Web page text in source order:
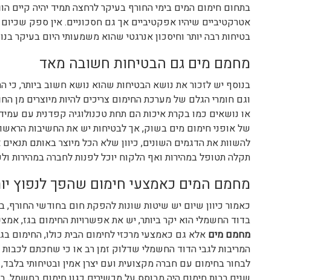
בתחום חימום המים בימי החורף בעיקר לרחצה תמיד יהיה קיים
אטרקטיביים שיהיו אפקטיביים אך גם חסכוניים. אין ספק שכיום
בטיחות רבה יותר וחיסכון אנרגטי שהוא משמעותי היום בעיקר
מחמם מים גם הבטיחות חשובה מאד
בנוסף יש לזכור את נושא הבטיחות שהוא נושא חשוב ביותר, כי
וגם חומרי הגלם של מערכת החימום צריכים להיות מיוצרים מן
או נושאים כמו בקרת איכות הם תחת טכנולוגיה קפדנית עם
של אופני חימום מים בשוק, אך לבטיחות יש את החשיבות
להשוות את הדגמים השונים, כיוון שלא הכל מיוצר באותם
תקלה תטופל במהירות ואף הלקוח יוכל לפנות לחברה במהירות
מחמם המים כאמצעי חימום שהפך לנפוץ
כאמור כיוון שיום יש שיטות שונות להפקת חום בחודשי
בדוד החשמלי הוא יקר ביותר, יש את אפשרויות החימום בגז,
מחמם מים אלא גם כאמצעי מרכזי לחימום הבית כולו, החימום
המריבות לגבי הדוד החשמלי שדלוק זמן רב או כי שחכתם
לבחור בחימום עם חברה מקצועית ועם יצרן אמין ובטיחותי